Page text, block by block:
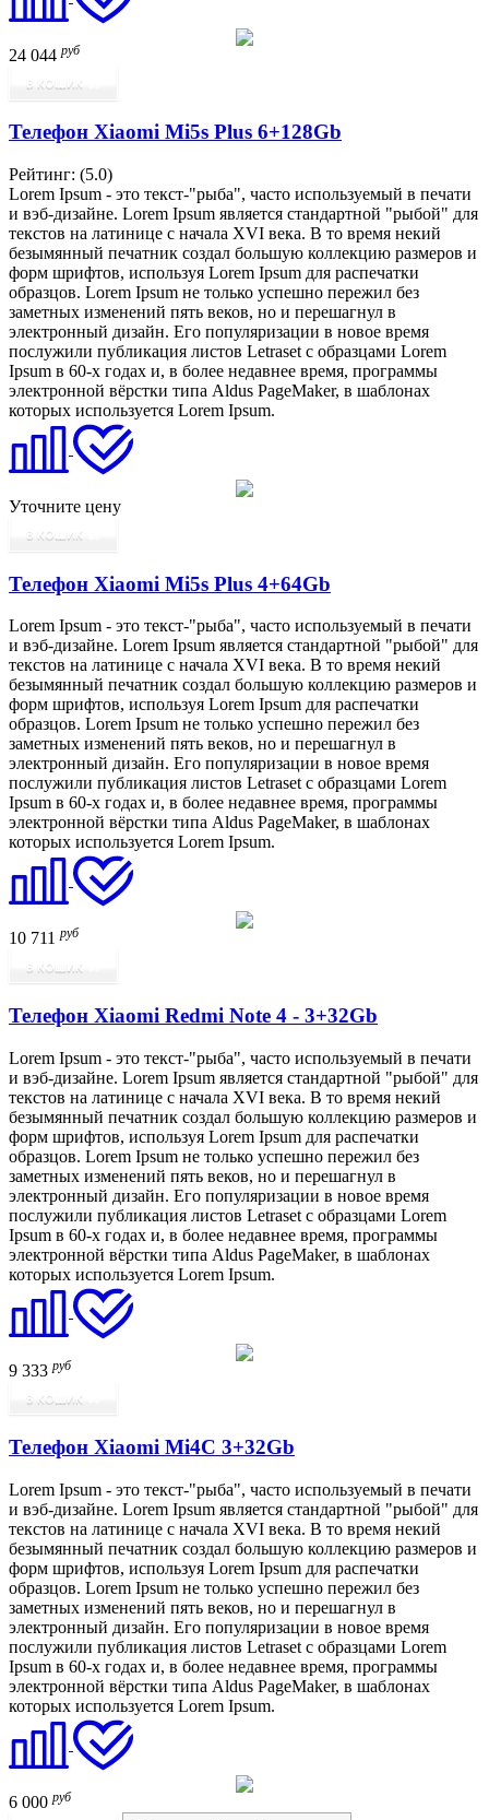
24 044 руб
В КОШИК
Телефон Xiaomi Mi5s Plus 6+128Gb
Рейтинг: (5.0)
Lorem Ipsum - это текст-"рыба", часто используемый в печати
и вэб-дизайне. Lorem Ipsum является стандартной "рыбой" для
текстов на латинице с начала XVI века. В то время некий
безымянный печатник создал большую коллекцию размеров и
форм шрифтов, используя Lorem Ipsum для распечатки
образцов. Lorem Ipsum не только успешно пережил без
заметных изменений пять веков, но и перешагнул в
электронный дизайн. Его популяризации в новое время
послужили публикация листов Letraset с образцами Lorem
Ipsum в 60-х годах и, в более недавнее время, программы
электронной вёрстки типа Aldus PageMaker, в шаблонах
которых используется Lorem Ipsum.
Уточните цену
В КОШИК
Телефон Xiaomi Mi5s Plus 4+64Gb
Lorem Ipsum - это текст-"рыба", часто используемый в печати
и вэб-дизайне. Lorem Ipsum является стандартной "рыбой" для
текстов на латинице с начала XVI века. В то время некий
безымянный печатник создал большую коллекцию размеров и
форм шрифтов, используя Lorem Ipsum для распечатки
образцов. Lorem Ipsum не только успешно пережил без
заметных изменений пять веков, но и перешагнул в
электронный дизайн. Его популяризации в новое время
послужили публикация листов Letraset с образцами Lorem
Ipsum в 60-х годах и, в более недавнее время, программы
электронной вёрстки типа Aldus PageMaker, в шаблонах
которых используется Lorem Ipsum.
10 711 руб
В КОШИК
Телефон Xiaomi Redmi Note 4 - 3+32Gb
Lorem Ipsum - это текст-"рыба", часто используемый в печати
и вэб-дизайне. Lorem Ipsum является стандартной "рыбой" для
текстов на латинице с начала XVI века. В то время некий
безымянный печатник создал большую коллекцию размеров и
форм шрифтов, используя Lorem Ipsum для распечатки
образцов. Lorem Ipsum не только успешно пережил без
заметных изменений пять веков, но и перешагнул в
электронный дизайн. Его популяризации в новое время
послужили публикация листов Letraset с образцами Lorem
Ipsum в 60-х годах и, в более недавнее время, программы
электронной вёрстки типа Aldus PageMaker, в шаблонах
которых используется Lorem Ipsum.
9 333 руб
В КОШИК
Телефон Xiaomi Mi4C 3+32Gb
Lorem Ipsum - это текст-"рыба", часто используемый в печати
и вэб-дизайне. Lorem Ipsum является стандартной "рыбой" для
текстов на латинице с начала XVI века. В то время некий
безымянный печатник создал большую коллекцию размеров и
форм шрифтов, используя Lorem Ipsum для распечатки
образцов. Lorem Ipsum не только успешно пережил без
заметных изменений пять веков, но и перешагнул в
электронный дизайн. Его популяризации в новое время
послужили публикация листов Letraset с образцами Lorem
Ipsum в 60-х годах и, в более недавнее время, программы
электронной вёрстки типа Aldus PageMaker, в шаблонах
которых используется Lorem Ipsum.
6 000 руб